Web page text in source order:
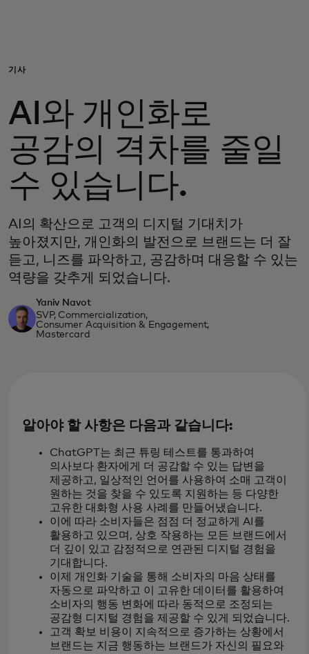
모두를 위한 가치
이노베이터
뉴스 & 인사이트
기사
AI와 개인화로
공감의 격차를 줄일
수 있습니다.
AI의 확산으로 고객의 디지털 기대치가
높아졌지만, 개인화의 발전으로 브랜드는 더 잘
듣고, 니즈를 파악하고, 공감하며 대응할 수 있는
역량을 갖추게 되었습니다.
Yaniv Navot
SVP, Commercialization,
Consumer Acquisition & Engagement,
Mastercard
알아야 할 사항은 다음과 같습니다:
ChatGPT는 최근 튜링 테스트를 통과하여
의사보다 환자에게 더 공감할 수 있는 답변을
제공하고, 일상적인 언어를 사용하여 소매 고객이
원하는 것을 찾을 수 있도록 지원하는 등 다양한
고유한 대화형 사용 사례를 만들어냈습니다.
이에 따라 소비자들은 점점 더 정교하게 AI를
활용하고 있으며, 상호 작용하는 모든 브랜드에서
더 깊이 있고 감정적으로 연관된 디지털 경험을
기대합니다.
이제 개인화 기술을 통해 소비자의 마음 상태를
자동으로 파악하고 이 고유한 데이터를 활용하여
소비자의 행동 변화에 따라 동적으로 조정되는
공감형 디지털 경험을 제공할 수 있게 되었습니다.
고객 확보 비용이 지속적으로 증가하는 상황에서
브랜드는 지금 행동하는 브랜드가 자신의 필요와